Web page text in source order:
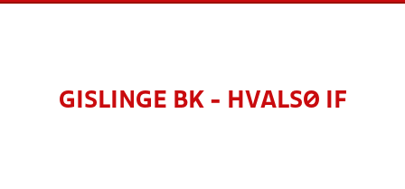
GISLINGE BK - HVALSØ IF